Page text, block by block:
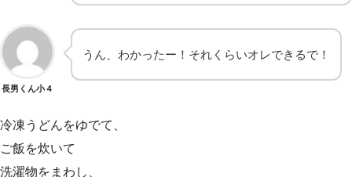
長男くん小４
うん、わかったー！それくらいオレできるで！
冷凍うどんをゆでて、
ご飯を炊いて
洗濯物をまわし、